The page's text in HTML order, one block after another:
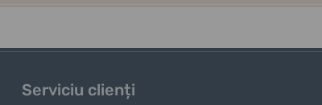
Serviciu clienți